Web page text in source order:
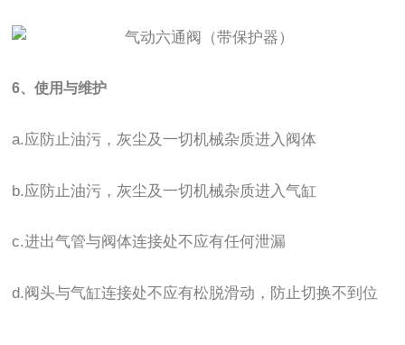
6、使用与维护
a.应防止油污，灰尘及一切机械杂质进入阀体
b.应防止油污，灰尘及一切机械杂质进入气缸
c.进出气管与阀体连接处不应有任何泄漏
d.阀头与气缸连接处不应有松脱滑动，防止切换不到位